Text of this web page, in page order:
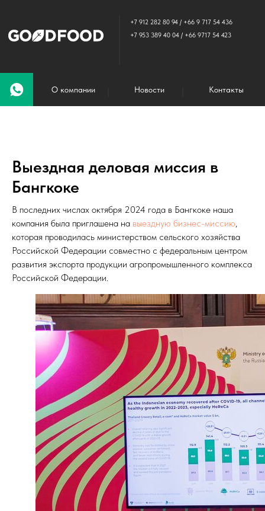
+66 9717 54 423
Выездная деловая миссия в
Бангкоке
В последних числах октября 2024 года в Бангкоке наша
компания была приглашена на выездную бизнес-миссию,
которая проводилась министерством сельского хозяйства
Российской Федерации совместно с федеральным центром
развития экспорта продукции агропромышленного комплекса
Российской Федерации.